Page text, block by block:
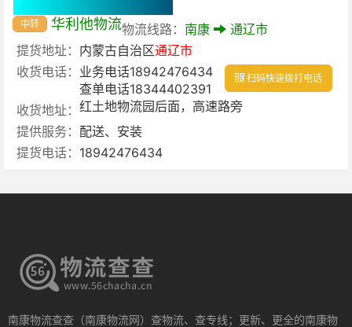
中转 华利他物流物流线路： 南康
通辽市
提货地址： 内蒙古自治区通辽市
收货电话： 业务电话18942476434
查单电话18344402391
扫码快速拨打电话
收货地址： 红土地物流园后面，高速路旁
提供服务： 配送、安装
提货电话： 18942476434
南康物流查查（南康物流网）查物流、查专线；更新、更全的南康物